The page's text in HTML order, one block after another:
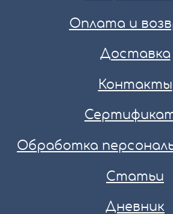
Оплата и
Доставка
Контакты
Обработка
Статьи
Дневник